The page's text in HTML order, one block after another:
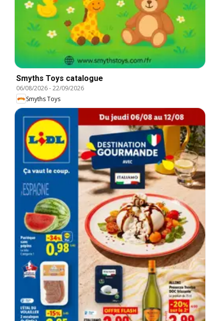
Smyths Toys catalogue
06/08/2026-22/09/2026
Smyths Toys